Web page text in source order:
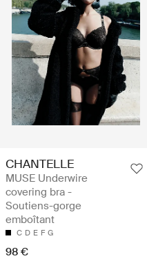
CHANTELLE
MUSE Underwire
covering bra -
Soutiens-gorge
emboîtant
C D E F G
98 €